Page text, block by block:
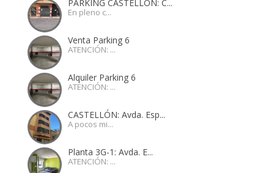
PARKING CASTELLÓN: C...
En pleno c...
Venta Parking 6
ATENCIÓN: ...
Alquiler Parking 6
ATENCIÓN: ...
CASTELLÓN: Avda. Esp...
A pocos mi...
Planta 3G-1: Avda. E...
ATENCIÓN: ...